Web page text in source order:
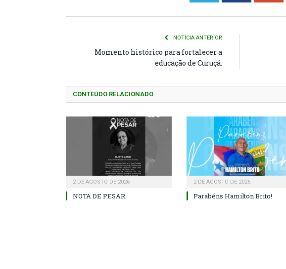
NOTÍCIA ANTERIOR
Momento histórico para fortalecer a
educação de Curuçá.
CONTEÚDO RELACIONADO
2 DE AGOSTO DE 2026
NOTA DE PESAR.
2 DE AGOSTO DE 2026
Parabéns Hamilton Brito!